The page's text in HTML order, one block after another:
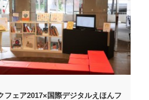
フェア2017×国際デジタルえほんフ